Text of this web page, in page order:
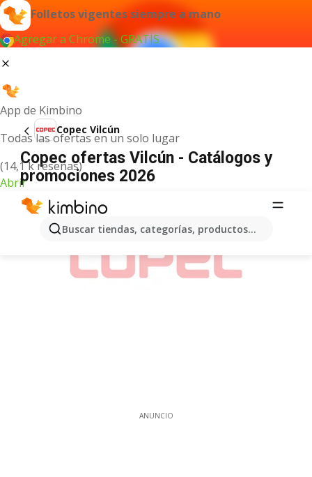
Folletos vigentes siempre a mano
Agregar a Chrome - GRATIS
App de Kimbino
Todas las ofertas en un solo lugar
(14,1 k reseñas)
Abrir
Buscar tiendas, categorías, productos...
Copec Vilcún
Copec ofertas Vilcún - Catálogos y
promociones 2026
ANUNCIO